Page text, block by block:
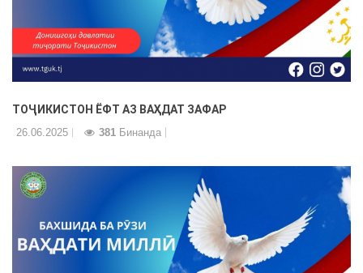
ТОҶИКИСТОН ЁФТ АЗ ВАҲДАТ ЗАФАР
26.06.2025 381 Бинанда